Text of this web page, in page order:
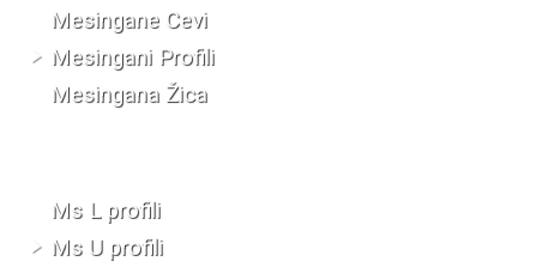
Mesingane Cevi
Mesingani Profili
Mesingana Žica
Ms L profili
Ms U profili